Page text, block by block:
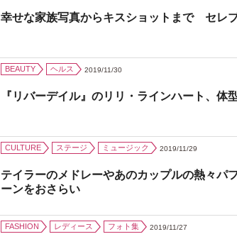
幸せな家族写真からキスショットまで セレ
BEAUTY ヘルス 2019/11/30
『リバーデイル』のリリ・ラインハート、体
CULTURE ステージ ミュージック 2019/11/29
テイラーのメドレーやあのカップルの熱々
ーンをおさらい
FASHION レディース フォト集 2019/11/27